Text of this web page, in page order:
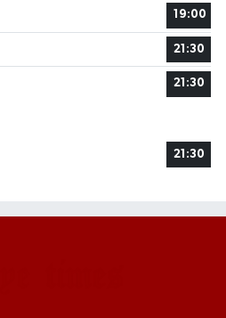
19:00
21:30
21:30
21:30